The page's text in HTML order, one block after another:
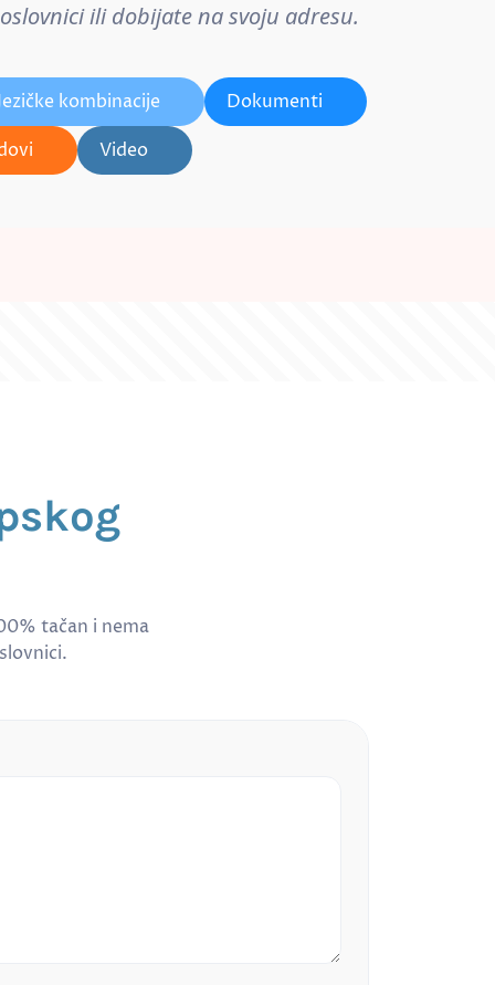
ili dobijate na svoju adresu.
kombinacije
Dokumenti
Video
tačan i nema